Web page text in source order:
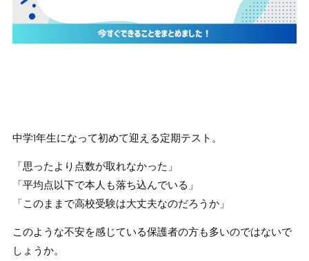
中学1年生になって初めて迎える定期テスト。
「思ったより点数が取れなかった」
「平均点以下で本人も落ち込んでいる」
「このままで高校受験は大丈夫なのだろうか」
このような不安を感じている保護者の方も多いのではないで
しょうか。